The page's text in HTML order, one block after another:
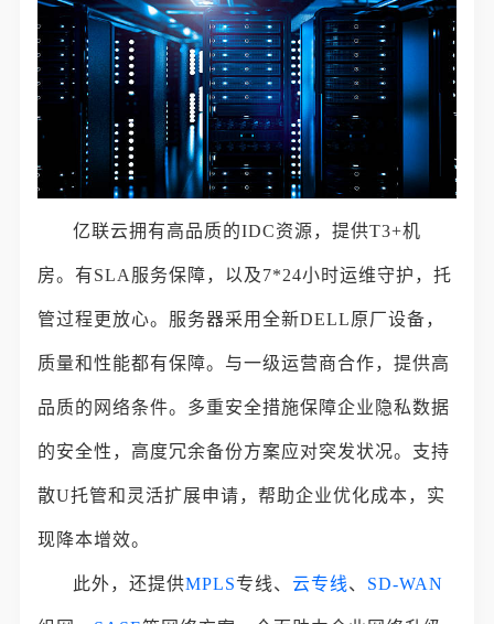
亿联云拥有高品质的IDC资源，提供T3+机
房。有SLA服务保障，以及7*24小时运维守护，托
管过程更放心。服务器采用全新DELL原厂设备，
质量和性能都有保障。与一级运营商合作，提供高
品质的网络条件。多重安全措施保障企业隐私数据
的安全性，高度冗余备份方案应对突发状况。支持
散U托管和灵活扩展申请，帮助企业优化成本，实
现降本增效。
此外，还提供MPLS专线、云专线、 SD-WAN